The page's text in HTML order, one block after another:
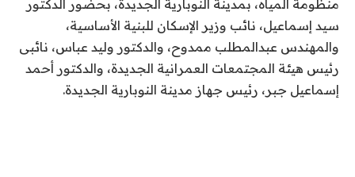
منظومة المياه، بمدينة النوبارية الجديدة، بحضور الدكتور
سيد إسماعيل، نائب وزير الإسكان للبنية الأساسية،
والمهندس عبدالمطلب ممدوح، والدكتور وليد عباس، نائبى
رئيس هيئة المجتمعات العمرانية الجديدة، والدكتور أحمد
إسماعيل جبر، رئيس جهاز مدينة النوبارية الجديدة.